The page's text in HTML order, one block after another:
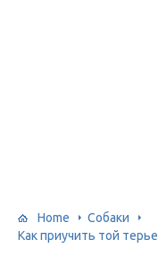
Home
Собаки
Как приучить той